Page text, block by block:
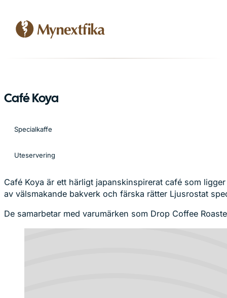
Café Koya
Specialkaffe
Uteservering
Café Koya är ett härligt japanskinspirerat café som
av välsmakande bakverk och färska rätter Ljusrostat
De samarbetar med varumärken som Drop Coffee